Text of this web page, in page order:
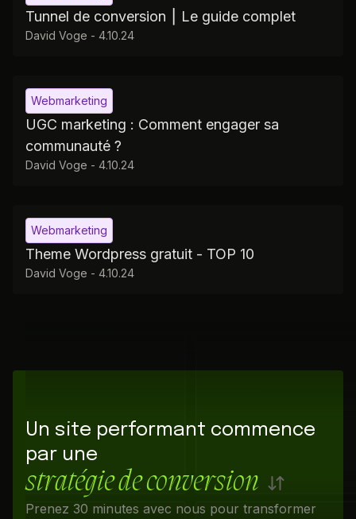
Tunnel de conversion ⎮ Le guide complet
David Voge - 4.10.24
Webmarketing
UGC marketing : Comment engager sa
communauté ?
David Voge - 4.10.24
Webmarketing
Theme Wordpress gratuit - TOP 10
David Voge - 4.10.24
Un site performant commence
par une
stratégie de conversion
Prenez 30 minutes avec nous pour transformer